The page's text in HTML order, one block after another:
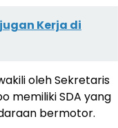
Kerja di
oleh Sekretaris
memiliki SDA yang
bermotor.